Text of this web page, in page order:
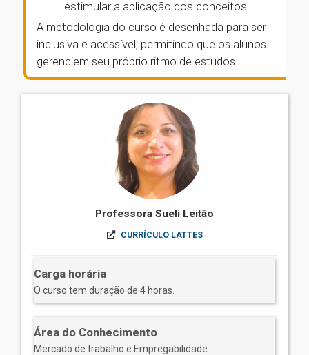
estimular a aplicação dos conceitos.
A metodologia do curso é desenhada para ser
inclusiva e acessível, permitindo que os alunos
gerenciem seu próprio ritmo de estudos.
Professora Sueli Leitão
CURRÍCULO LATTES
Carga horária
O curso tem duração de 4 horas.
Área do Conhecimento
Mercado de trabalho e Empregabilidade